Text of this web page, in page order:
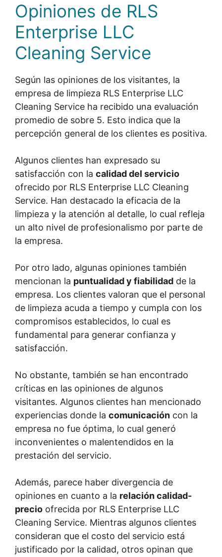
Opiniones de RLS
Enterprise LLC
Cleaning Service
Según las opiniones de los visitantes, la
empresa de limpieza RLS Enterprise LLC
Cleaning Service ha recibido una evaluación
promedio de sobre 5. Esto indica que la
percepción general de los clientes es positiva.
Algunos clientes han expresado su
satisfacción con la calidad del servicio
ofrecido por RLS Enterprise LLC Cleaning
Service. Han destacado la eficacia de la
limpieza y la atención al detalle, lo cual refleja
un alto nivel de profesionalismo por parte de
la empresa.
Por otro lado, algunas opiniones también
mencionan la puntualidad y fiabilidad de la
empresa. Los clientes valoran que el personal
de limpieza acuda a tiempo y cumpla con los
compromisos establecidos, lo cual es
fundamental para generar confianza y
satisfacción.
No obstante, también se han encontrado
críticas en las opiniones de algunos
visitantes. Algunos clientes han mencionado
experiencias donde la comunicación con la
empresa no fue óptima, lo cual generó
inconvenientes o malentendidos en la
prestación del servicio.
Además, parece haber divergencia de
opiniones en cuanto a la relación calidad-
precio ofrecida por RLS Enterprise LLC
Cleaning Service. Mientras algunos clientes
consideran que el costo del servicio está
justificado por la calidad, otros opinan que